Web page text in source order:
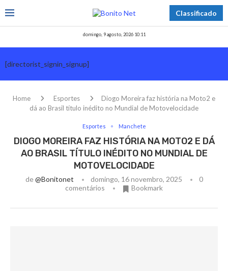
Classificado
domingo, 9 agosto, 2026 10:11
[directorist_signin_signup]
Home Esportes
Diogo Moreira faz história na Moto2 e
dá ao Brasil título inédito no Mundial de Motovelocidade
Esportes Manchete
DIOGO MOREIRA FAZ HISTÓRIA NA MOTO2 E DÁ
AO BRASIL TÍTULO INÉDITO NO MUNDIAL DE
MOTOVELOCIDADE
de@bonitonet domingo, 16 novembro, 2025
0
comentários
Bookmark